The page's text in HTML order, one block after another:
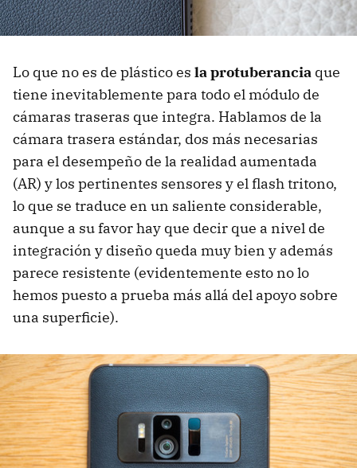
Lo que no es de plástico es la protuberancia que
tiene inevitablemente para todo el módulo de
cámaras traseras que integra. Hablamos de la
cámara trasera estándar, dos más necesarias
para el desempeño de la realidad aumentada
(AR) y los pertinentes sensores y el flash tritono,
lo que se traduce en un saliente considerable,
aunque a su favor hay que decir que a nivel de
integración y diseño queda muy bien y además
parece resistente (evidentemente esto no lo
hemos puesto a prueba más allá del apoyo sobre
una superficie).